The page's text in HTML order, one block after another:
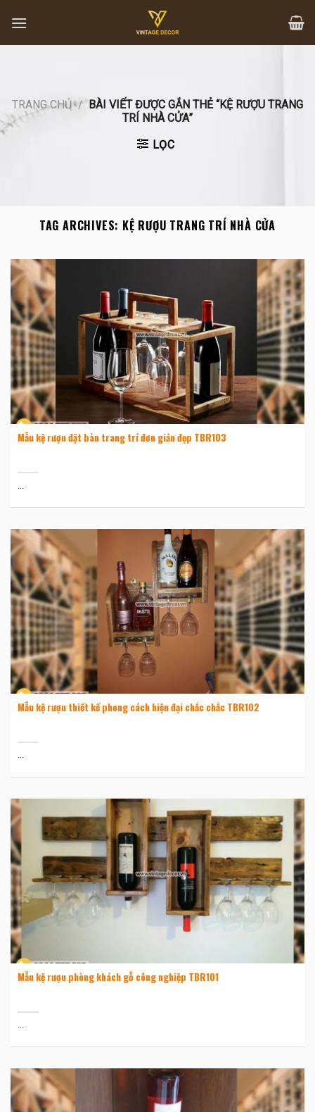
content
TRANG CHỦ / BÀI VIẾT ĐƯỢC GẮN THẺ “KỆ RƯỢU TRANG
TRÍ NHÀ CỬA”
LỌC
TAG ARCHIVES: KỆ RƯỢU TRANG TRÍ NHÀ CỬA
Mẫu kệ rượu đặt bàn trang trí đơn giản đẹp TBR103
Mẫu kệ rượu thiết kế phong cách hiện đại chắc chắc TBR102
...
Mẫu kệ rượu phòng khách gỗ công nghiệp TBR101
...